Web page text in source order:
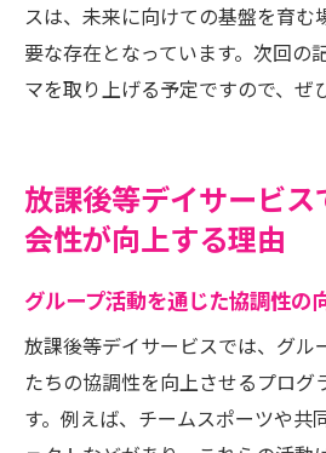
スは、未来に向けての基盤を育む
要な存在となっています。次回の
マを取り上げる予定ですので、ぜ
放課後等デイサービ
会性が向上する理由
グループ活動を通じた協調性の
放課後等デイサービスでは、グル
たちの協調性を向上させるプログ
す。例えば、チームスポーツや共